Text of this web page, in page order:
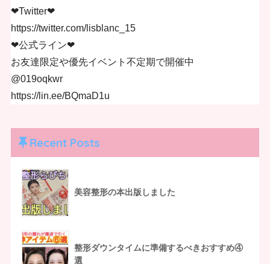
❤︎Twitter❤︎
https://twitter.com/lisblanc_15
❤︎公式ライン❤︎
お友達限定や優先イベント不定期で開催中
@019oqkwr
https://lin.ee/BQmaD1u
Recent Posts
美容整形の本出版しました
整形ダウンタイムに準備するべきおすすめ④
選